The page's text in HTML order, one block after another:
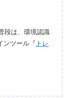
段は、環境認識
ンツール『 トレ